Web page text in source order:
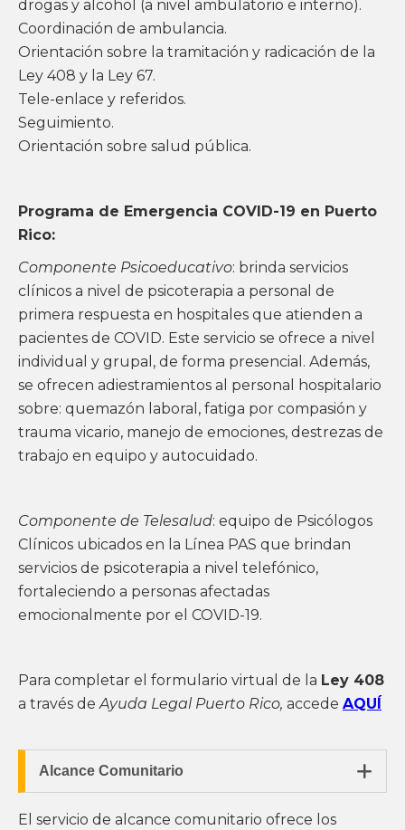
drogas y alcohol (a nivel ambulatorio e interno).
Coordinación de ambulancia.
Orientación sobre la tramitación y radicación de la
Ley 408 y la Ley 67.
Tele-enlace y referidos.
Seguimiento.
Orientación sobre salud pública.
Programa de Emergencia COVID-19 en Puerto
Rico:
Componente Psicoeducativo: brinda servicios
clínicos a nivel de psicoterapia a personal de
primera respuesta en hospitales que atienden a
pacientes de COVID. Este servicio se ofrece a nivel
individual y grupal, de forma presencial. Además,
se ofrecen adiestramientos al personal hospitalario
sobre: quemazón laboral, fatiga por compasión y
trauma vicario, manejo de emociones, destrezas de
trabajo en equipo y autocuidado.
Componente de Telesalud: equipo de Psicólogos
Clínicos ubicados en la Línea PAS que brindan
servicios de psicoterapia a nivel telefónico,
fortaleciendo a personas afectadas
emocionalmente por el COVID-19.
Para completar el formulario virtual de la Ley 408
a través deAyuda Legal Puerto Rico, accede AQUÍ
Alcance Comunitario 
El servicio de alcance comunitario ofrece los